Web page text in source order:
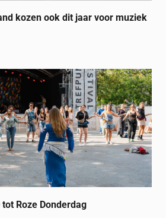
kozen ook dit jaar voor muziek
Roze Donderdag